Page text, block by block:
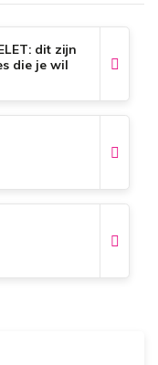
dit zijn
die je wil